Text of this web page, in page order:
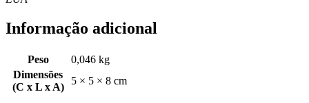
Informação adicional
Peso
0,046 kg
Dimensões
(C x L x A)
5 × 5 × 8 cm